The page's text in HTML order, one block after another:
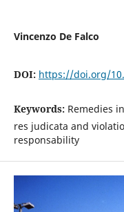
Vincenzo De Falco
DOI: https://doi.org/
Keywords: Remedies
res judicata and
responsability